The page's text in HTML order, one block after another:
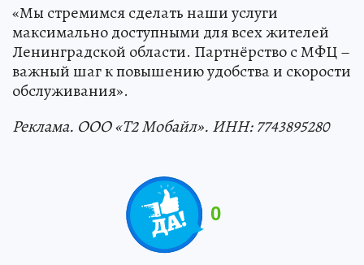
«Мы стремимся сделать наши услуги
максимально доступными для всех жителей
Ленинградской области. Партнёрство с МФЦ –
важный шаг к повышению удобства и скорости
обслуживания».
Реклама. ООО «Т2 Мобайл». ИНН: 7743895280
0